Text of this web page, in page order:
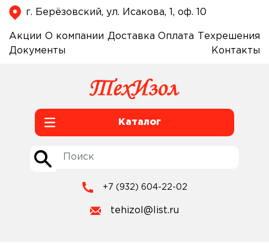
г. Берёзовский, ул. Исакова, 1, оф. 10
Акции О компании Доставка Оплата
Техрешения
Документы
Контакты
Каталог
+7 (932) 604-22-02
tehizol@list.ru